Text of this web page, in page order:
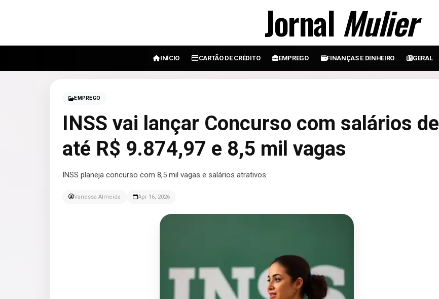
Jornal Mulier
INÍCIO CARTÃO DE CRÉDITO EMPREGO FINANÇAS E DINHEIRO GERAL
EMPREGO
INSS vai lançar Concurso com salários de
até R$ 9.874,97 e 8,5 mil vagas
INSS planeja concurso com 8,5 mil vagas e salários atrativos.
Vanessa Almeida Apr 16, 2026